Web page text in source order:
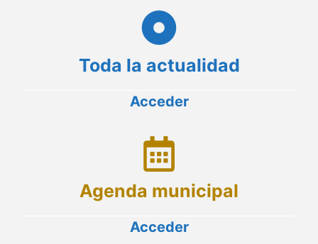
Toda la actualidad
Acceder
Agenda municipal
Acceder